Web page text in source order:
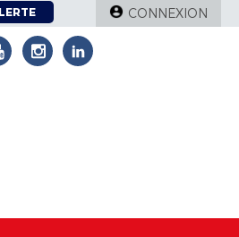
CONNEXION